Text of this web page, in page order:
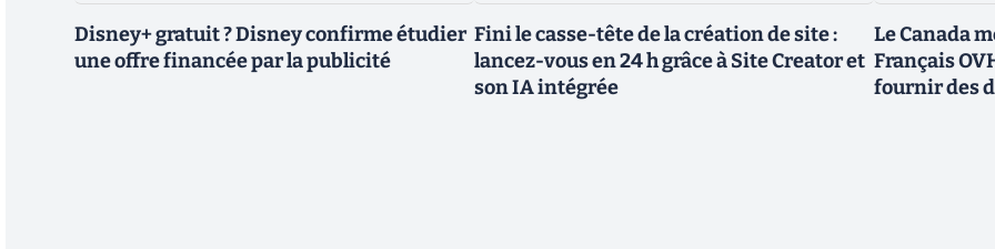
Disney+ gratuit ? Disney confirme étudier
une offre financée par la publicité
Fini le casse-tête de la création de site :
lancez-vous en 24 h grâce à Site Creator et
son IA intégrée
Le Canada
Français
fournir des